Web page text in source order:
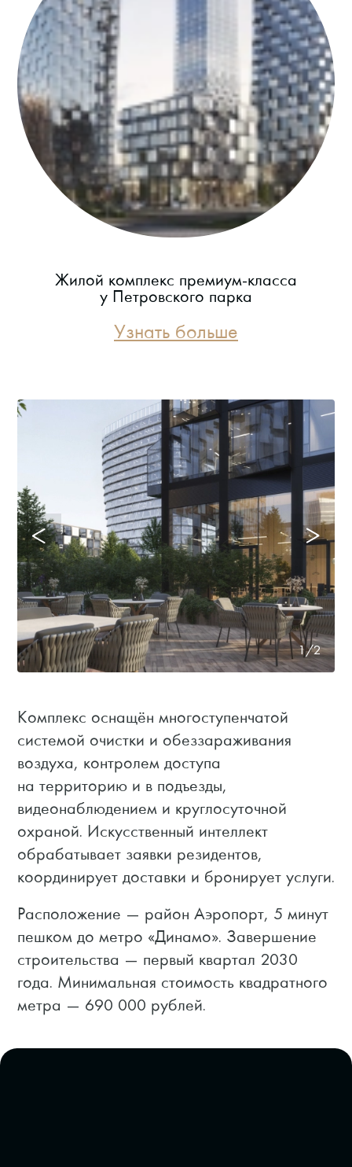
Жилой комплекс премиум-класса
у Петровского парка
Узнать больше
1/2
Комплекс оснащён многоступенчатой
системой очистки и обеззараживания
воздуха, контролем доступа
на территорию и в подъезды,
видеонаблюдением и круглосуточной
охраной. Искусственный интеллект
обрабатывает заявки резидентов,
координирует доставки и бронирует услуги.
Расположение — район Аэропорт, 5 минут
пешком до метро «Динамо». Завершение
строительства — первый квартал 2030
года. Минимальная стоимость квадратного
метра — 690 000 рублей.